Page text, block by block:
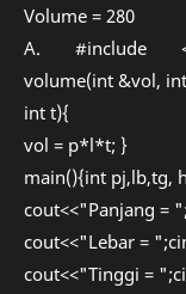
Volume = 280
A. #include
volume(int &vol,
int t){
vol = p*l*t; }
main(){int pj,lb,tg,
cout<<"Panjang =
cout<<"Lebar =
cout<<"Tinggi =